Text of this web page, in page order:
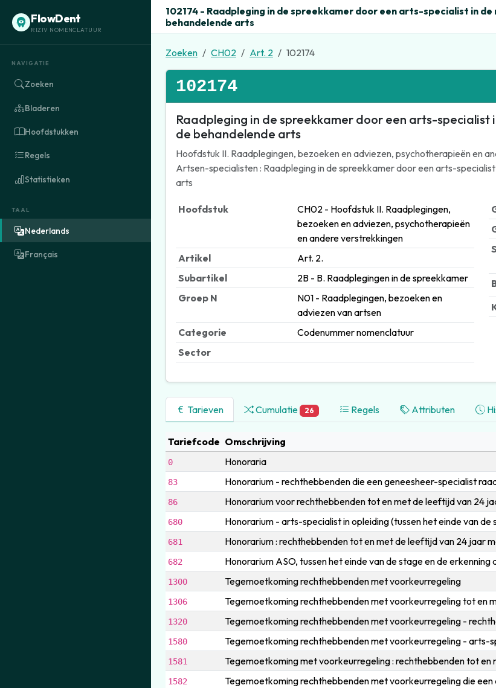
FlowDent
RIZIV NOMENCLATUUR
NAVIGATIE
Zoeken
Bladeren
Hoofdstukken
Regels
Statistieken
TAAL
Nederlands
Français
102174 - Raadpleging in de spreekkamer door een arts-specialist in
behandelende arts
Zoeken CH02 Art. 2 102174
102174
Raadpleging in de spreekkamer door een arts-specialist
de behandelende arts
Hoofdstuk II. Raadplegingen, bezoeken en adviezen, psychotherapieën en
Artsen-specialisten : Raadpleging in de spreekkamer door een arts-
arts
Hoofdstuk
CH02 - Hoofdstuk II. Raadplegingen,
bezoeken en adviezen, psychotherapieën
en andere verstrekkingen
Artikel
Art. 2.
Subartikel
2B - B. Raadplegingen in de spreekkamer
Groep N
N01 - Raadplegingen, bezoeken en
adviezen van artsen
Categorie
Codenummer nomenclatuur
Sector
Tarieven Cumulatie 26 Regels Attributen
Tariefcode Omschrijving
0 Honoraria
83 Honorarium - rechthebbenden die een geneesheer-specialist
86 Honorarium voor rechthebbenden tot en met de leeftijd van 24
680 Honorarium - arts-specialist in opleiding (tussen het einde van
681 Honorarium : rechthebbenden tot en met de leeftijd van 24 jaar
682 Honorarium ASO, tussen het einde van de stage en de
1300 Tegemoetkoming rechthebbenden met voorkeurregeling
1306 Tegemoetkoming rechthebbenden met voorkeurregeling tot en
1320 Tegemoetkoming rechthebbenden met voorkeurregeling -
1580 Tegemoetkoming rechthebbenden met voorkeurregeling - arts-
1581 Tegemoetkoming met voorkeurregeling : rechthebbenden tot
1582 Tegemoetkoming rechthebbenden met voorkeurregeling die